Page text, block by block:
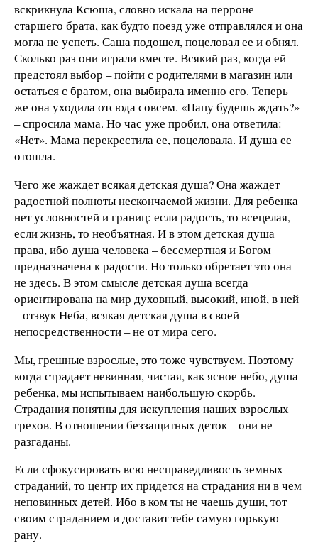
вскрикнула Ксюша, словно искала на перроне
старшего брата, как будто поезд уже отправлялся и она
могла не успеть. Саша подошел, поцеловал ее и обнял.
Сколько раз они играли вместе. Всякий раз, когда ей
предстоял выбор – пойти с родителями в магазин или
остаться с братом, она выбирала именно его. Теперь
же она уходила отсюда совсем. «Папу будешь ждать?»
– спросила мама. Но час уже пробил, она ответила:
«Нет». Мама перекрестила ее, поцеловала. И душа ее
отошла.
Чего же жаждет всякая детская душа? Она жаждет
радостной полноты нескончаемой жизни. Для ребенка
нет условностей и границ: если радость, то всецелая,
если жизнь, то необъятная. И в этом детская душа
права, ибо душа человека – бессмертная и Богом
предназначена к радости. Но только обретает это она
не здесь. В этом смысле детская душа всегда
ориентирована на мир духовный, высокий, иной, в ней
– отзвук Неба, всякая детская душа в своей
непосредственности – не от мира сего.
Мы, грешные взрослые, это тоже чувствуем. Поэтому
когда страдает невинная, чистая, как ясное небо, душа
ребенка, мы испытываем наибольшую скорбь.
Страдания понятны для искупления наших взрослых
грехов. В отношении беззащитных деток – они не
разгаданы.
Если сфокусировать всю несправедливость земных
страданий, то центр их придется на страдания ни в чем
неповинных детей. Ибо в ком ты не чаешь души, тот
своим страданием и доставит тебе самую горькую
рану.